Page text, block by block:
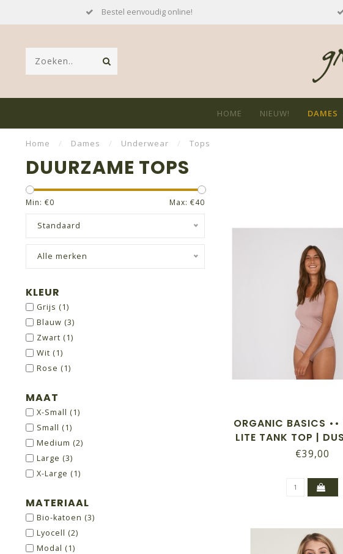
Bestel eenvoudig online!
HOME NIEUW! DAMES
Home / Dames / Underwear / Tops
DUURZAME TOPS
Min: €0 Max: €40
Standaard
Alle merken
KLEUR
Grijs (1)
Blauw (3)
Zwart (1)
Wit (1)
Rose (1)
MAAT
X-Small (1)
Small (1)
Medium (2)
Large (3)
X-Large (1)
MATERIAAL
Bio-katoen (3)
Lyocell (2)
Modal (1)
ORGANIC BASICS
LITE TANK TOP |
€39,00